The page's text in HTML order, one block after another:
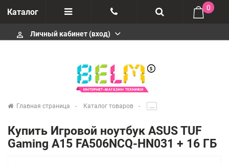
Каталог
Отзывы
Сервисные центры
+74952666992
0
perm_identity Личный кабинет (вход)
Главная страница Каталог товаров .....
Купить Игровой ноутбук ASUS TUF
Gaming A15 FA506NCQ-HN031 + 16 ГБ